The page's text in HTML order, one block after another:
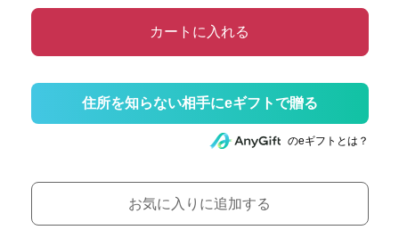
カートに入れる
住所を知らない相手にeギフトで贈る
のeギフトとは？
お気に入りに追加する